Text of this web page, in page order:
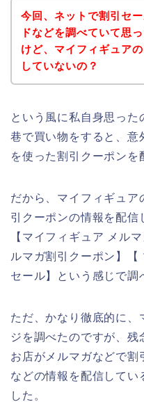
今回、ネットで割引セ
ドなどを調べていて思
けど、マイフィギュア
していないの？
という風に私自身思っ
巷で買い物をすると、意
を使った割引クーポンを
だから、マイフィギュア
引クーポンの情報を配信
【マイフィギュア メル
ルマガ割引クーポン】【
セール】という感じで調
ただ、かなり徹底的に、
ジを調べたのですが、
お店がメルマガなどで割
などの情報を配信してい
した。